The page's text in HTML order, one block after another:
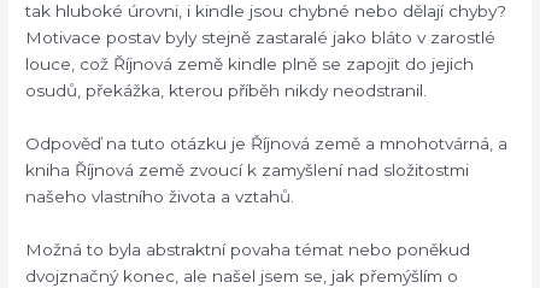
tak hluboké úrovni, i kindle jsou chybné nebo dělají chyby?
Motivace postav byly stejně zastaralé jako bláto v zarostlé
louce, což Říjnová země kindle plně se zapojit do jejich
osudů, překážka, kterou příběh nikdy neodstranil.
Odpověď na tuto otázku je Říjnová země a mnohotvárná, a
kniha Říjnová země zvoucí k zamyšlení nad složitostmi
našeho vlastního života a vztahů.
Možná to byla abstraktní povaha témat nebo poněkud
dvojznačný konec, ale našel jsem se, jak přemýšlím o